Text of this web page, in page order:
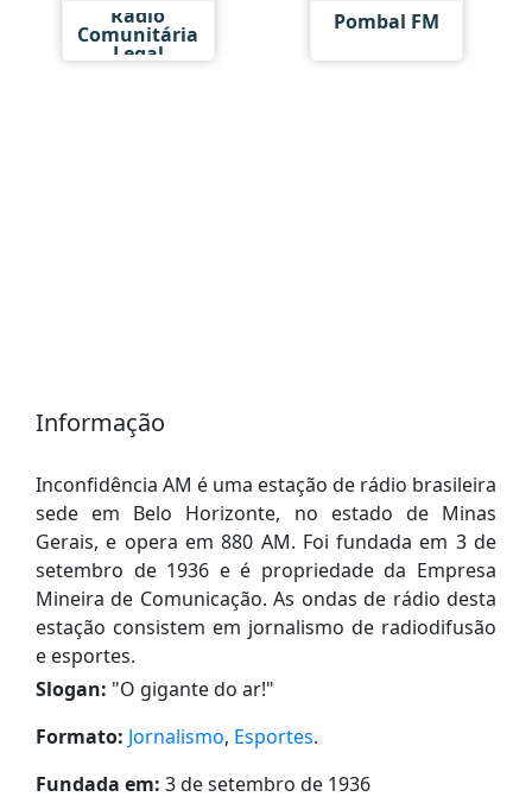
Rádio
Comunitária
Legal
Pombal FM
Informação
Inconfidência AM é uma estação de rádio brasileira
sede em Belo Horizonte, no estado de Minas
Gerais, e opera em 880 AM. Foi fundada em 3 de
setembro de 1936 e é propriedade da Empresa
Mineira de Comunicação. As ondas de rádio desta
estação consistem em jornalismo de radiodifusão
e esportes.
Slogan: "O gigante do ar!"
Formato: Jornalismo, Esportes.
Fundada em: 3 de setembro de 1936